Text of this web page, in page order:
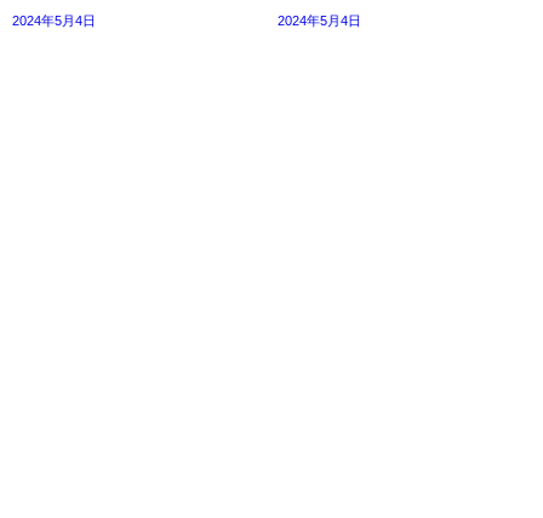
2024年5月4日 2024年5月4日